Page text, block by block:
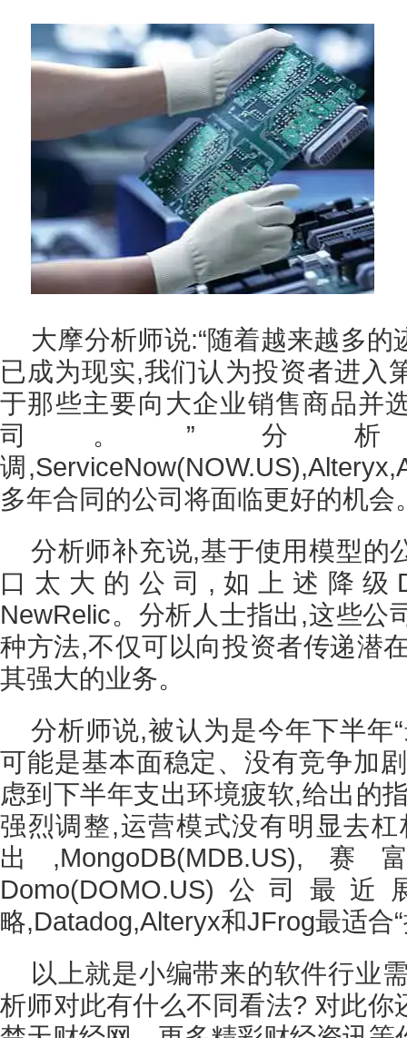
大摩分析师说:“随着越来越多
已成为现实,我们认为投资者进入
于那些主要向大企业销售商品并
司。”分
调
多年合同的公司将面临更好的机会
分析师补充说,基于使用模型的
口太大的公司,如上述降级
NewRelic。分析人士指出,这些公
种方法,不仅可以向投资者传递潜
其强大的业务。
分析师说,被认为是今年下半年
可能是基本面稳定、没有竞争加
虑到下半年支出环境疲软,给出的
强烈调整,运营模式没有明显去杠
出,MongoDB(MDB.US),
Domo(DOMO.US)公司最
略,Datadog,Alteryx和JFrog最适合
以上就是小编带来的软件行业
析师对此有什么不同看法? 对此你